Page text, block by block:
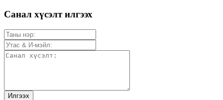
Санал хүсэлт илгээх